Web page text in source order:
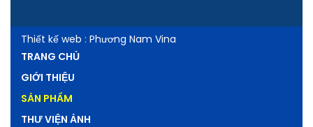
Thiết kế web : Phương Nam Vina
TRANG CHỦ
GIỚI THIỆU
SẢN PHẨM
THƯ VIỆN ẢNH